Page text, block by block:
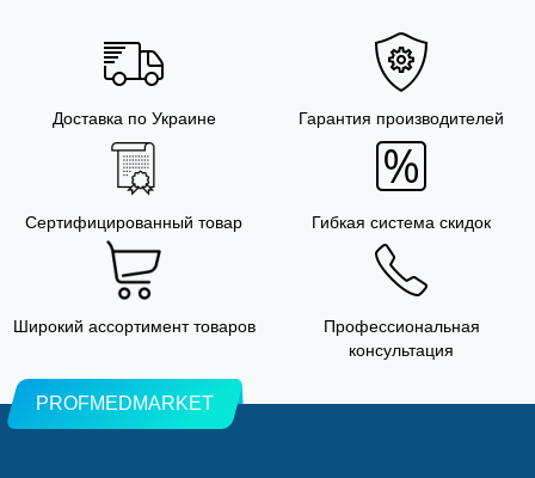
Доставка по Украине Гарантия производителей
Сертифицированный товар Гибкая система скидок
Широкий ассортимент товаров
Профессиональная
консультация
PROFMEDMARKET